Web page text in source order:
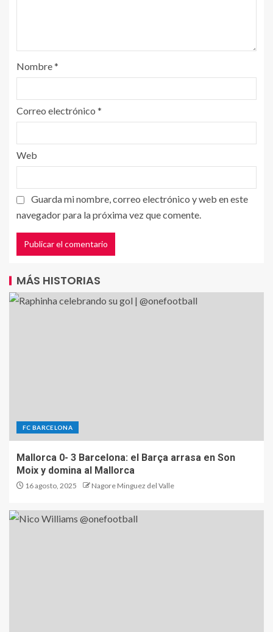
Nombre*
Correo electrónico *
Web
Guarda mi nombre, correo electrónico y web en este
navegador para la próxima vez que comente.
MÁS HISTORIAS
FC BARCELONA
Mallorca 0- 3 Barcelona: el Barça arrasa en Son
Moix y domina al Mallorca
16 agosto, 2025 Nagore Minguez del Valle